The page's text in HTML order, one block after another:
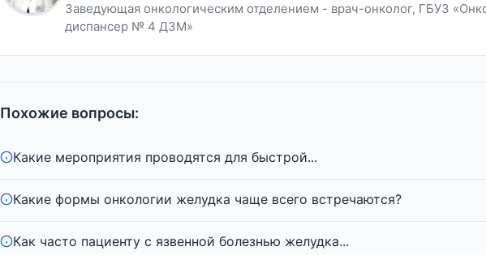
Заведующая онкологическим отделением - врач-онколог, ГБУЗ
диспансер № 4 ДЗМ»
Похожие вопросы:
Какие мероприятия проводятся для быстрой...
Какие формы онкологии желудка чаще всего встречаются?
Как часто пациенту с язвенной болезнью желудка...